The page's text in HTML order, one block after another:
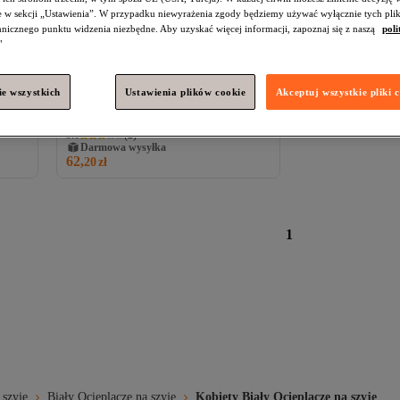
Fame Kıtchen
Szpatułka silikonowa
3.0 (2)
Darmowa wysyłka
62,20zł
1
szyję Biały Ocieplacze na szyję Kobiety Biały Ocieplacze na szyję
sekcji „Ustawienia”. W przypadku niewyrażenia zgody będziemy używać wyłącznie tych
punktu widzenia niezbędne. Aby uzyskać więcej informacji, zapoznaj się z naszą
wszystkich Ustawienia plików cookie Akceptuj wszystkie pliki